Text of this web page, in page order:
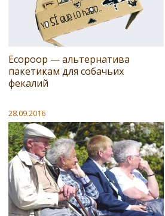
Ecopoop — альтернатива
пакетикам для собачьих
фекалий
28.09.2016